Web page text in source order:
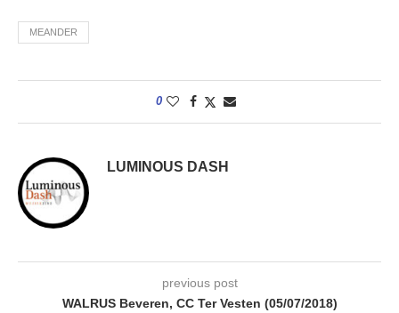
MEANDER
0
LUMINOUS DASH
previous post
WALRUS Beveren, CC Ter Vesten (05/07/2018)